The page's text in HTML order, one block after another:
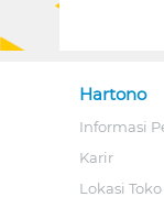
Hartono
Informasi
Karir
Lokasi